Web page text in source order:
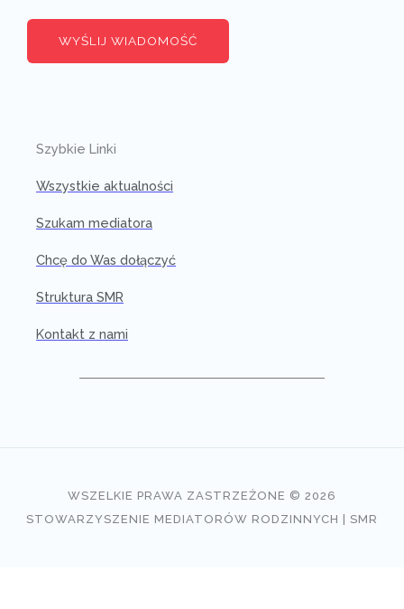
WYŚLIJ WIADOMOŚĆ
Szybkie Linki
Wszystkie aktualności
Szukam mediatora
Chcę do Was dołączyć
Struktura SMR
Kontakt z nami
WSZELKIE PRAWA ZASTRZEŻONE © 2026
STOWARZYSZENIE MEDIATORÓW RODZINNYCH | SMR